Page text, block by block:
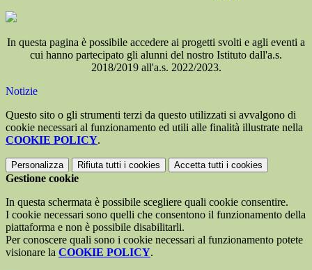
In questa pagina è possibile accedere ai progetti svolti e agli eventi a
cui hanno partecipato gli alunni del nostro Istituto dall'a.s.
2018/2019 all'a.s. 2022/2023.
Notizie
Questo sito o gli strumenti terzi da questo utilizzati si avvalgono di
cookie necessari al funzionamento ed utili alle finalità illustrate nella
COOKIE POLICY.
Personalizza Rifiuta tutti i cookies Accetta tutti i cookies
Gestione cookie
In questa schermata è possibile scegliere quali cookie consentire.
I cookie necessari sono quelli che consentono il funzionamento della
piattaforma e non è possibile disabilitarli.
Per conoscere quali sono i cookie necessari al funzionamento potete
visionare la COOKIE POLICY.